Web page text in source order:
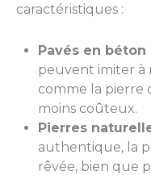
caractéristiques :
Pavés en béton
peuvent imiter à
comme la pierre
moins coûteux.
Pierres
authentique, la
rêvée, bien que